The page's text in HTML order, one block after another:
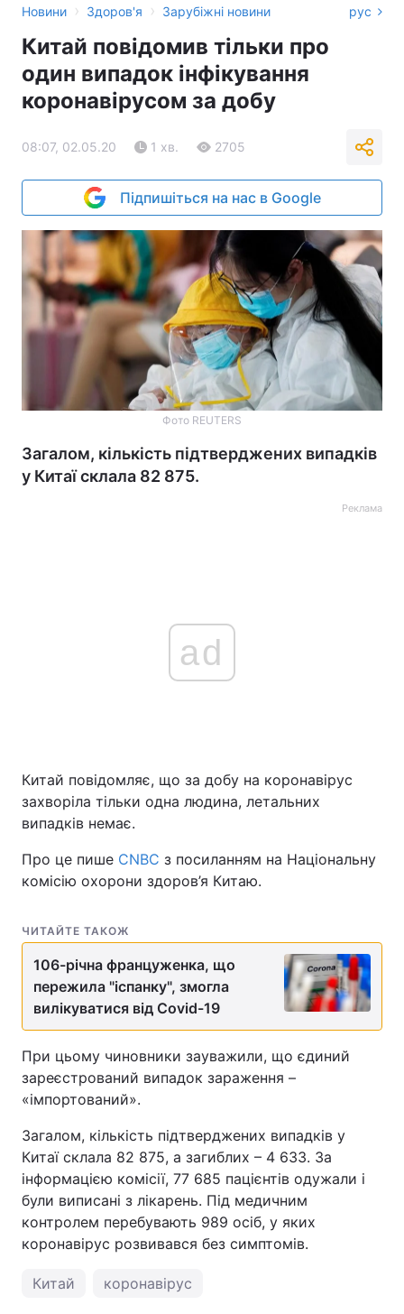
Новини › Здоров'я › Зарубіжні новини рус
Китай повідомив тільки про
один випадок інфікування
коронавірусом за добу
08:07, 02.05.20 1 хв. 2705
Підпишіться на нас в Google
Фото REUTERS
Загалом, кількість підтверджених випадків
у Китаї склала 82 875.
Реклама
ad
Китай повідомляє, що за добу на коронавірус
захворіла тільки одна людина, летальних
випадків немає.
Про це пише CNBC з посиланням на Національну
комісію охорони здоров’я Китаю.
ЧИТАЙТЕ ТАКОЖ
106-річна француженка, що
пережила "іспанку", змогла
вилікуватися від Covid-19
При цьому чиновники зауважили, що єдиний
зареєстрований випадок зараження –
«імпортований».
Загалом, кількість підтверджених випадків у
Китаї склала 82 875, а загиблих – 4 633. За
інформацією комісії, 77 685 пацієнтів одужали і
були виписані з лікарень. Під медичним
контролем перебувають 989 осіб, у яких
коронавірус розвивався без симптомів.
Китай коронавірус